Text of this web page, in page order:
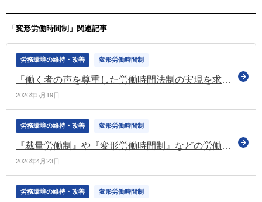
「変形労働時間制」関連記事
労務環境の維持・改善 変形労働時間制
「働く者の声を尊重した労働時間法制の実現を求める緊急要請」を実施（連合）
2026年5月19日
労務環境の維持・改善 変形労働時間制
『裁量労働制』や『変形労働時間制』などの労働時間制度の見直し 総理が検討の加速を指示（日本成長戦略会議）
2026年4月23日
労務環境の維持・改善 変形労働時間制